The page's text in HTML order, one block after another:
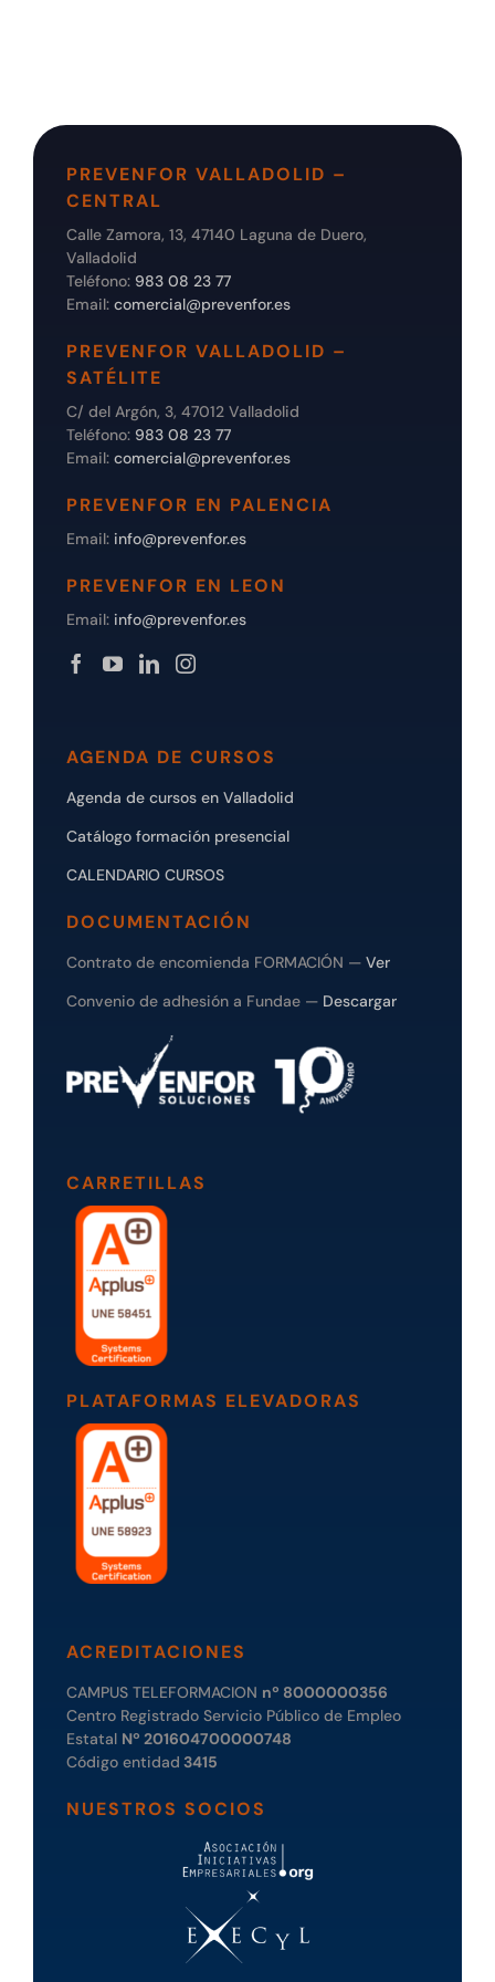
PREVENFOR VALLADOLID –
CENTRAL
Calle Zamora, 13, 47140 Laguna de Duero,
Valladolid
Teléfono: 983 08 23 77
Email: comercial@prevenfor.es
PREVENFOR VALLADOLID –
SATÉLITE
C/ del Argón, 3, 47012 Valladolid
Teléfono: 983 08 23 77
Email: comercial@prevenfor.es
PREVENFOR EN PALENCIA
Email: info@prevenfor.es
PREVENFOR EN LEON
Email: info@prevenfor.es
AGENDA DE CURSOS
Agenda de cursos en Valladolid
Catálogo formación presencial
CALENDARIO CURSOS
DOCUMENTACIÓN
Contrato de encomienda FORMACIÓN — Ver
Convenio de adhesión a Fundae — Descargar
CARRETILLAS
PLATAFORMAS ELEVADORAS
ACREDITACIONES
CAMPUS TELEFORMACION nº 8000000356
Centro Registrado Servicio Público de Empleo
Estatal Nº 201604700000748
Código entidad 3415
NUESTROS SOCIOS